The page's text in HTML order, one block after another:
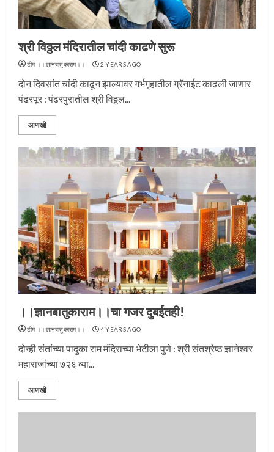
श्री विठ्ठल मंदिरातील चांदी काढणे सुरू
टीम ।।ज्ञानबातुकाराम।। 2 YEARS AGO
दोन दिवसांत चांदी काढून झाल्यावर गर्भगृहातील ग्रॅनाईट काढली जाणार
पंढरपूर : पंढरपुरातील श्री विठ्ठल...
आणखी
।।ज्ञानबातुकाराम।।चा गजर दुबईतही!
टीम ।।ज्ञानबातुकाराम।। 4 YEARS AGO
दोन्ही संतांच्या पादुका राम मंदिराच्या भेटीला पुणे : श्री संतश्रेष्ठ ज्ञानेश्वर
महाराजांच्या ७२६ व्या...
आणखी